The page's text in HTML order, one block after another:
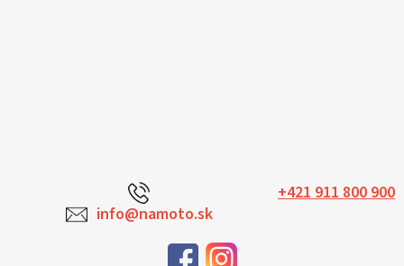
+421 911 800 900
info@namoto.sk